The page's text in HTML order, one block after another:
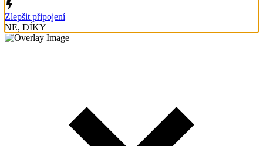
Zlepšit připojení
NE, DÍKY